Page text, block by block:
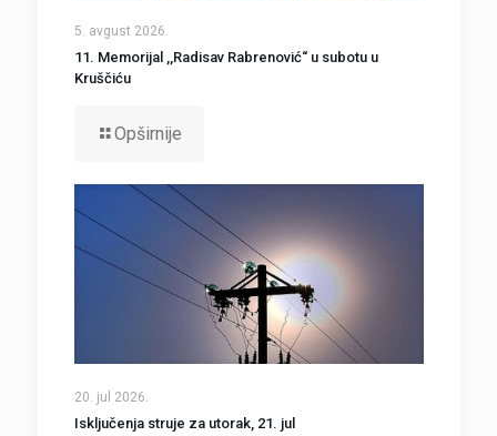
5. avgust 2026.
11. Memorijal ,,Radisav Rabrenović“ u subotu u
Kruščiću
Opširnije
20. jul 2026.
Isključenja struje za utorak, 21. jul